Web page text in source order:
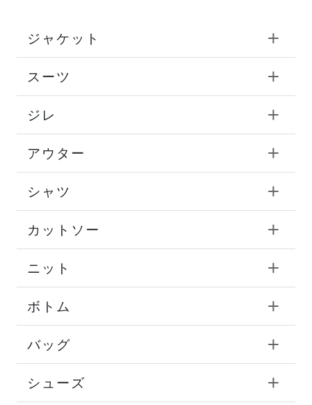
ジャケット
スーツ
ジレ
アウター
シャツ
カットソー
ニット
ボトム
バッグ
シューズ